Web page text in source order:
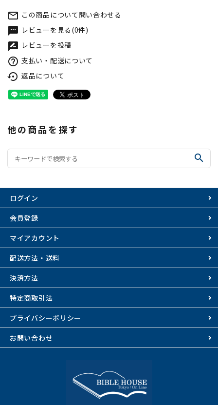
mail_outline この商品について問い合わせる
textsms レビューを見る(0件)
rate_review レビューを投稿
help_outline 支払い・配送について
settings_backup_restore 返品について
他の商品を探す
search
ログイン
会員登録
マイアカウント
配送方法・送料
決済方法
特定商取引法
プライバシーポリシー
お問い合わせ